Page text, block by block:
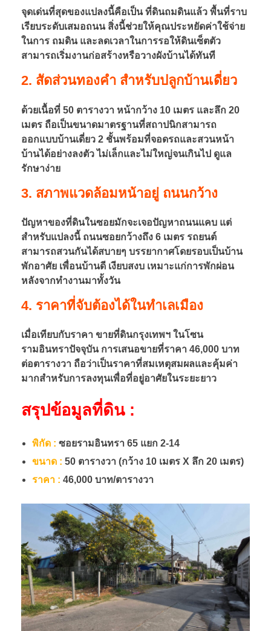
ดิ
น
แ
ล้
ว
ก
รุ
ง
เ
ท
พ
ฯ
-
ร
า
อิ
น
ท
จุดเด่นที่สุดของแปลงนี้คือเป็น ที่ดินถมดินแล้ว พื้นที่ราบ
เรียบระดับเสมอถนน สิ่งนี้ช่วยให้คุณประหยัดค่าใช้จ่าย
ในการ ถมดิน และลดเวลาในการรอให้ดินเซ็ตตัว
สามารถเริ่มงานก่อสร้างหรือวางผังบ้านได้ทันที
2. สัดส่วนทองคำ สำหรับปลูกบ้านเดี่ยว
ด้วยเนื้อที่ 50 ตารางวา หน้ากว้าง 10 เมตร และลึก 20
เมตร ถือเป็นขนาดมาตรฐานที่สถาปนิกสามารถ
ออกแบบบ้านเดี่ยว 2 ชั้นพร้อมที่จอดรถและสวนหน้า
บ้านได้อย่างลงตัว ไม่เล็กและไม่ใหญ่จนเกินไป ดูแล
รักษาง่าย
3. สภาพแวดล้อมหน้าอยู่ ถนนกว้าง
ปัญหาของที่ดินในซอยมักจะเจอปัญหาถนนแคบ แต่
สำหรับแปลงนี้ ถนนซอยกว้างถึง 6 เมตร รถยนต์
สามารถสวนกันได้สบายๆ บรรยากาศโดยรอบเป็นบ้าน
พักอาศัย เพื่อนบ้านดี เงียบสงบ เหมาะแก่การพักผ่อน
หลังจากทำงานมาทั้งวัน
4. ราคาที่จับต้องได้ในทำเลเมือง
เมื่อเทียบกับราคา ขายที่ดินกรุงเทพฯ ในโซน
รามอินทราปัจจุบัน การเสนอขายที่ราคา 46,000 บาท
ต่อตารางวา ถือว่าเป็นราคาที่สมเหตุสมผลและคุ้มค่า
มากสำหรับการลงทุนเพื่อที่อยู่อาศัยในระยะยาว
สรุปข้อมูลที่ดิน :
พิกัด : ซอยรามอินทรา 65 แยก 2-14
ขนาด : 50 ตารางวา (กว้าง 10 เมตร X ลึก 20 เมตร)
ราคา : 46,000 บาท/ตารางวา